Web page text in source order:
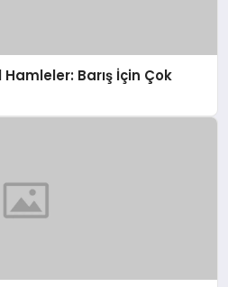
Barış İçin Çok